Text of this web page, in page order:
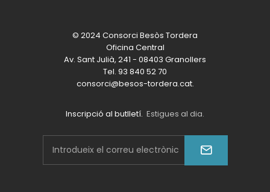
© 2024 Consorci Besòs Tordera
Oficina Central
Av. Sant Julià, 241 - 08403 Granollers
Tel. 93 840 52 70
consorci@besos-tordera.cat.
Inscripció al butlletí. Estigues al dia.